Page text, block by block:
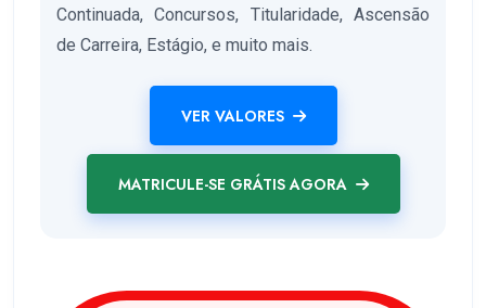
Continuada, Concursos, Titularidade, Ascensão
de Carreira, Estágio, e muito mais.
VER VALORES
MATRICULE-SE GRÁTIS AGORA